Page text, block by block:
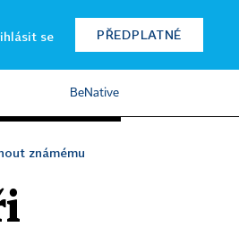
se PŘEDPLATNÉ
BeNative
známému